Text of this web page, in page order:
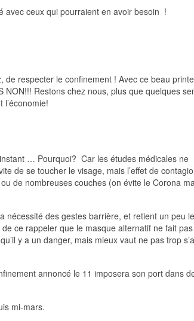
avec ceux qui pourraient en avoir besoin !
respecter le confinement ! Avec ce beau
Restons chez nous, plus que quelques
… Pourquoi? Car les études médicales ne
de se toucher le visage, mais l’effet de
de nombreuses couches (on évite le Corona
nécessité des gestes barrière, et retient un peu
ce rappeler que le masque alternatif ne fait
y a un danger, mais mieux vaut ne pas trop
annoncé le 11 imposera son port dans
mi-mars.